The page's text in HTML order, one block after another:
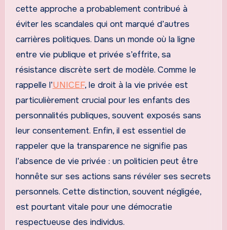
cette approche a probablement contribué à
éviter les scandales qui ont marqué d’autres
carrières politiques. Dans un monde où la ligne
entre vie publique et privée s’effrite, sa
résistance discrète sert de modèle. Comme le
rappelle l’UNICEF, le droit à la vie privée est
particulièrement crucial pour les enfants des
personnalités publiques, souvent exposés sans
leur consentement. Enfin, il est essentiel de
rappeler que la transparence ne signifie pas
l’absence de vie privée : un politicien peut être
honnête sur ses actions sans révéler ses secrets
personnels. Cette distinction, souvent négligée,
est pourtant vitale pour une démocratie
respectueuse des individus.